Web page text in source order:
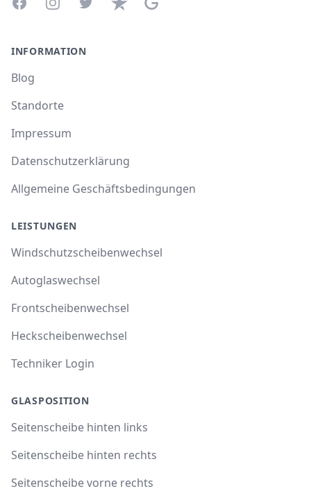
INFORMATION
Blog
Standorte
Impressum
Datenschutzerklärung
Allgemeine Geschäftsbedingungen
LEISTUNGEN
Windschutzscheibenwechsel
Autoglaswechsel
Frontscheibenwechsel
Heckscheibenwechsel
Techniker Login
GLASPOSITION
Seitenscheibe hinten links
Seitenscheibe hinten rechts
Seitenscheibe vorne rechts